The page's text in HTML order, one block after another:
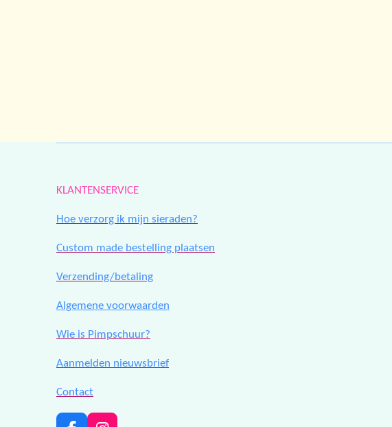
KLANTENSERVICE
Hoe verzorg ik mijn sieraden?
Custom made bestelling plaatsen
Verzending/betaling
Algemene voorwaarden
Wie is Pimpschuur?
Aanmelden nieuwsbrief
Contact